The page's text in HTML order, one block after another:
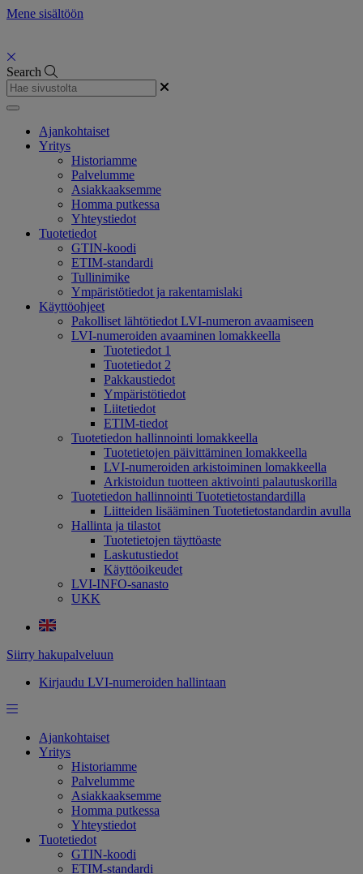
Mene sisältöön
Search
Ajankohtaiset
Yritys
Historiamme
Palvelumme
Asiakkaaksemme
Homma putkessa
Yhteystiedot
Tuotetiedot
GTIN-koodi
ETIM-standardi
Tullinimike
Ympäristötiedot ja rakentamislaki
Käyttöohjeet
Pakolliset lähtötiedot LVI-numeron avaamiseen
LVI-numeroiden avaaminen lomakkeella
Tuotetiedot 1
Tuotetiedot 2
Pakkaustiedot
Ympäristötiedot
Liitetiedot
ETIM-tiedot
Tuotetiedon hallinnointi lomakkeella
Tuotetietojen päivittäminen lomakkeella
LVI-numeroiden arkistoiminen lomakkeella
Arkistoidun tuotteen aktivointi palautuskorilla
Tuotetiedon hallinnointi Tuotetietostandardilla
Liitteiden lisääminen Tuotetietostandardin avulla
Hallinta ja tilastot
Tuotetietojen täyttöaste
Laskutustiedot
Käyttöoikeudet
LVI-INFO-sanasto
UKK
Siirry hakupalveluun
Kirjaudu LVI-numeroiden hallintaan
Ajankohtaiset
Yritys
Historiamme
Palvelumme
Asiakkaaksemme
Homma putkessa
Yhteystiedot
Tuotetiedot
GTIN-koodi
ETIM-standardi